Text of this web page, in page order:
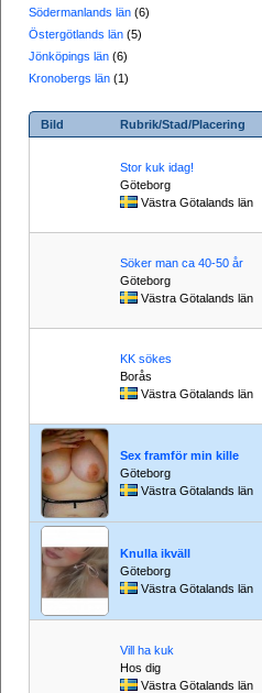
Södermanlands län (6)
Östergötlands län (5)
Jönköpings län (6)
Kronobergs län (1)
Bild Rubrik/Stad/Placering
Stor kuk idag!
Göteborg
Västra Götalands län
Söker man ca 40-50 år
Göteborg
Västra Götalands län
KK sökes
Borås
Västra Götalands län
Sex framför min kille
Göteborg
Västra Götalands län
Knulla ikväll
Göteborg
Västra Götalands län
Vill ha kuk
Hos dig
Västra Götalands län